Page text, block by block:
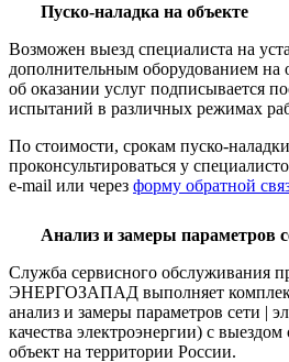
Пуско-наладка на объекте
Возможен выезд специалиста на
дополнительным оборудованием на
об оказании услуг подписывается
испытаний в различных режимах
По стоимости, срокам пуско-
проконсультироваться у
e-mail или через форму обратной
Анализ и замеры параметров
Служба сервисного обслуживания
ЭНЕРГОЗАПАД выполняет
анализ и замеры параметров сети |
качества электроэнергии) с
объект на территории России.